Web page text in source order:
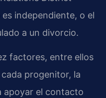
independiente, o el
a un divorcio.
factores, entre ellos
progenitor, la
apoyar el contacto